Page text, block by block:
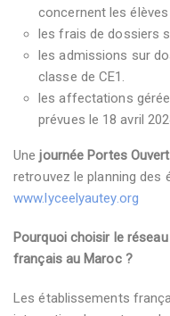
concernent les élèves
les frais de dossiers
les admissions sur
classe de CE1.
les affectations
prévues le 18 avril
Unejournée Portes
retrouvez le planning des
www.lyceelyautey.org
Pourquoi choisir le
français au Maroc ?
Les établissements